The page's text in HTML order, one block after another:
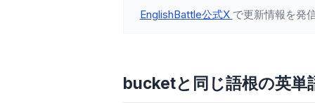
EnglishBattle公式X で更新情報を発
bucketと同じ語根の英単